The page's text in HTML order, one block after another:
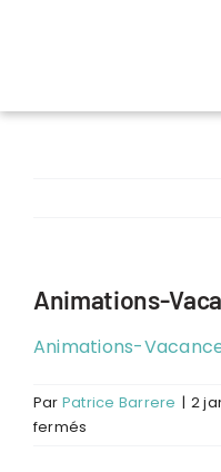
Animations-
Animations-
Par Patrice Barrere | 2
fermés